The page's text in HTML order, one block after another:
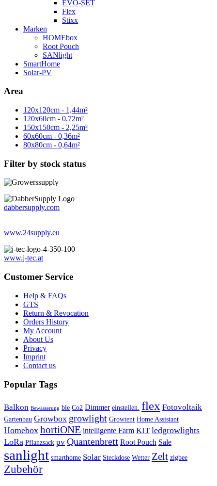
EVO-SET
Flex
Stixx
Marken
HOMEbox
Root Pouch
SANlight
SmartHome
Solar-PV
Area
120x120cm - 1,44m²
120x60cm - 0,72m²
150x150cm - 2,25m²
60x60cm - 0,36m²
80x80cm - 0,64m²
Filter by stock status
dabbersupply.com
www.24supply.eu
www.j-tec.at
Customer Service
Help & FAQs
GTS
Return & Revocation
Orders History
My Account
About Us
Privacy
Imprint
Contact us
Popular Tags
Balkon Bewässerung ble Co2 Dimmer einstellen. flex Fotovoltaik
Gartenbau Growbox growlight Growtent Home Assistant
Homebox hortiONE intelligente Farm KIT ledgrowlights
LoRa Pflanzsack pv Quantenbrett Root Pouch Sale
sanlight smarthome Solar Steckdose Wetter Zelt zigbee
Zubehör